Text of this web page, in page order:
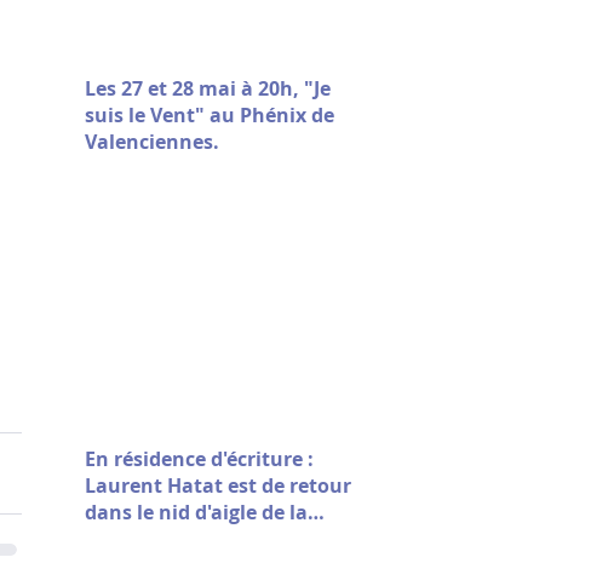
Les 27 et 28 mai à 20h, "Je
suis le Vent" au Phénix de
Valenciennes.
En résidence d'écriture :
Laurent Hatat est de retour
dans le nid d'aigle de la